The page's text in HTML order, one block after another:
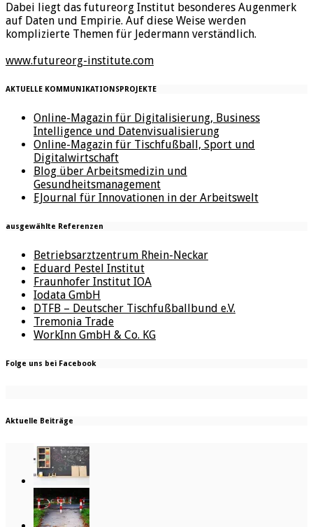
Dabei liegt das futureorg Institut besonderes Augenmerk
auf Daten und Empirie. Auf diese Weise werden
komplizierte Themen für Jedermann verständlich.
www.futureorg-institute.com
AKTUELLE KOMMUNIKATIONSPROJEKTE
Online-Magazin für Digitalisierung, Business
Intelligence und Datenvisualisierung
Online-Magazin für Tischfußball, Sport und
Digitalwirtschaft
Blog über Arbeitsmedizin und
Gesundheitsmanagement
EJournal für Innovationen in der Arbeitswelt
ausgewählte Referenzen
Betriebsarztzentrum Rhein-Neckar
Eduard Pestel Institut
Fraunhofer Institut IOA
Iodata GmbH
DTFB – Deutscher Tischfußballbund e.V.
Tremonia Trade
WorkInn GmbH & Co. KG
Folge uns bei Facebook
Aktuelle Beiträge